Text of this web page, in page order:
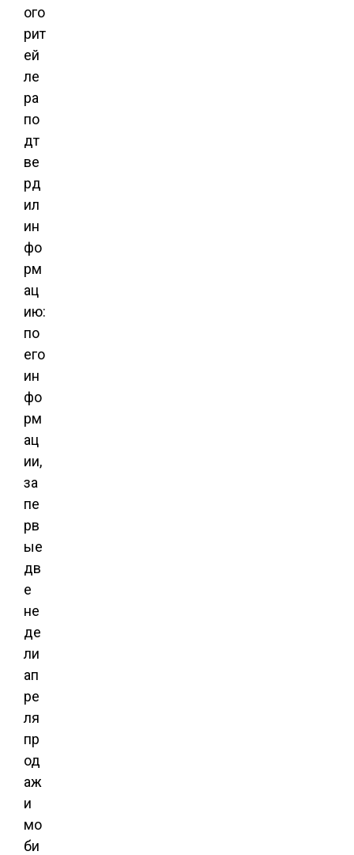
ого
рит
ей
ле
ра
по
дт
ве
рд
ил
ин
фо
рм
ац
ию:
по
его
ин
фо
рм
ац
ии,
за
пе
рв
ые
дв
е
не
де
ли
ап
ре
ля
пр
од
аж
и
мо
би